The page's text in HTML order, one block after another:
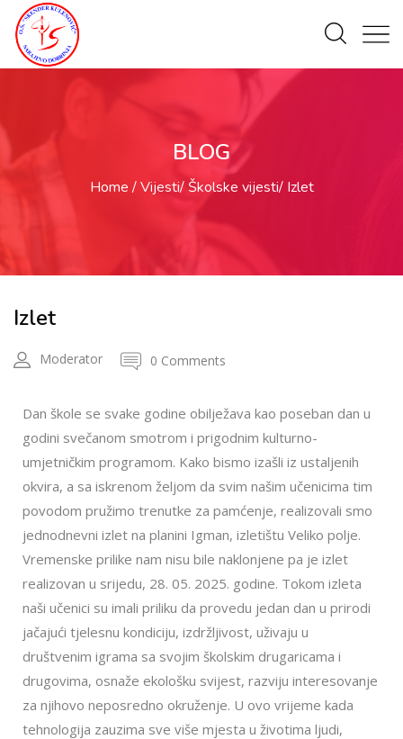
BLOG
Home Vijesti Školske vijesti Izlet
Izlet
Moderator 0 Comments
Dan škole se svake godine obilježava kao poseban dan u
godini svečanom smotrom i prigodnim kulturno-
umjetničkim programom. Kako bismo izašli iz ustaljenih
okvira, a sa iskrenom željom da svim našim učenicima tim
povodom pružimo trenutke za pamćenje, realizovali smo
jednodnevni izlet na planini Igman, izletištu Veliko polje.
Vremenske prilike nam nisu bile naklonjene pa je izlet
realizovan u srijedu, 28. 05. 2025. godine. Tokom izleta
naši učenici su imali priliku da provedu jedan dan u prirodi
jačajući tjelesnu kondiciju, izdržljivost, uživaju u
društvenim igrama sa svojim školskim drugaricama i
drugovima, osnaže ekološku svijest, razviju interesovanje
za njihovo neposredno okruženje. U ovo vrijeme kada
tehnologija zauzima sve više mjesta u životima ljudi,